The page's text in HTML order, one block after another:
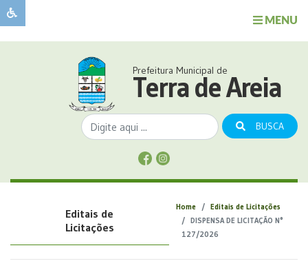
MENU
Sobre
Sobre
Prefeitura Municipal de
Terra de Areia
BUSCA
Editais de
Licitações
Home
Editais de Licitações
DISPENSA DE LICITAÇÃO N°
127/2026